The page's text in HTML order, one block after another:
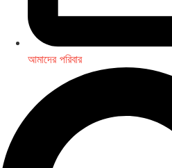
আমাদের পরিবার